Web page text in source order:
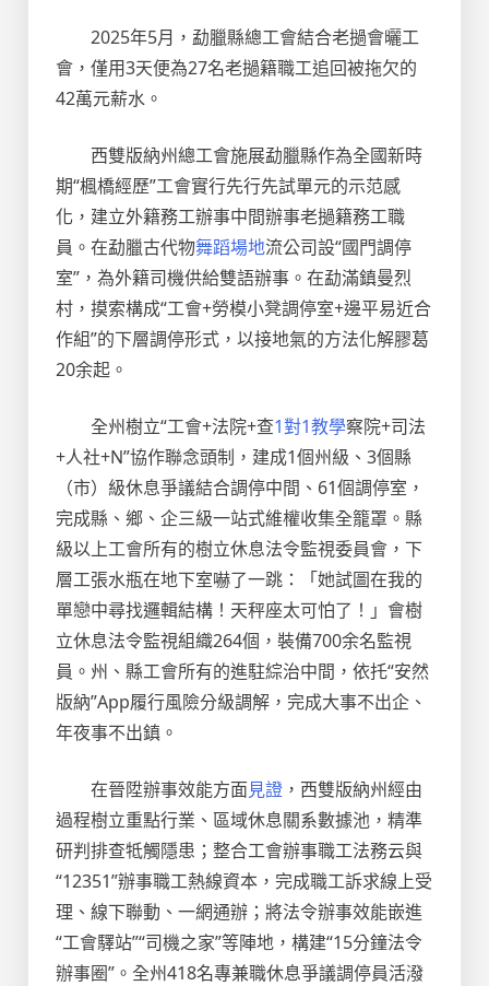
2025年5月，勐臘縣總工會結合老撾會曬工
會，僅用3天便為27名老撾籍職工追回被拖欠的
42萬元薪水。
西雙版納州總工會施展勐臘縣作為全國新時
期“楓橋經歷”工會實行先行先試單元的示范感
化，建立外籍務工辦事中間辦事老撾籍務工職
員。在勐臘古代物舞蹈場地流公司設“國門調停
室”，為外籍司機供給雙語辦事。在勐滿鎮曼烈
村，摸索構成“工會+勞模小凳調停室+邊平易近合
作組”的下層調停形式，以接地氣的方法化解膠葛
20余起。
全州樹立“工會+法院+查1對1教學察院+司法
+人社+N”協作聯念頭制，建成1個州級、3個縣
（市）級休息爭議結合調停中間、61個調停室，
完成縣、鄉、企三級一站式維權收集全籠罩。縣
級以上工會所有的樹立休息法令監視委員會，下
層工張水瓶在地下室嚇了一跳：「她試圖在我的
單戀中尋找邏輯結構！天秤座太可怕了！」會樹
立休息法令監視組織264個，裝備700余名監視
員。州、縣工會所有的進駐綜治中間，依托“安然
版納”App履行風險分級調解，完成大事不出企、
年夜事不出鎮。
在晉陞辦事效能方面見證 ，西雙版納州經由
過程樹立重點行業、區域休息關系數據池，精準
研判排查牴觸隱患；整合工會辦事職工法務云與
“12351”辦事職工熱線資本，完成職工訴求線上受
理、線下聯動、一網通辦；將法令辦事效能嵌進
“工會驛站”“司機之家”等陣地，構建“15分鐘法令
辦事圈”。全州418名專兼職休息爭議調停員活潑